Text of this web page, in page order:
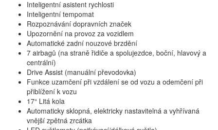
Inteligentní asistent rychlosti
Inteligentní tempomat
Rozpoznávání dopravních značek
Upozornění na provoz za vozidlem
Automatické zadní nouzové brzdění
7 airbagů (na straně řidiče a spolujezdce, boční, hlavový a
centrální)
Drive Assist (manuální převodovka)
Funkce uzamčení při vzdálení se od vozu a odemčení při
přiblížení k vozu
17“ Litá kola
Automaticky sklopná, elektricky nastavitelná a vyhřívaná
vnější zpětná zrcátka